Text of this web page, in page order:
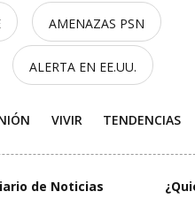
AMENAZAS PSN
ALERTA EN EE.UU.
VIVIR TENDENCIAS
de Noticias